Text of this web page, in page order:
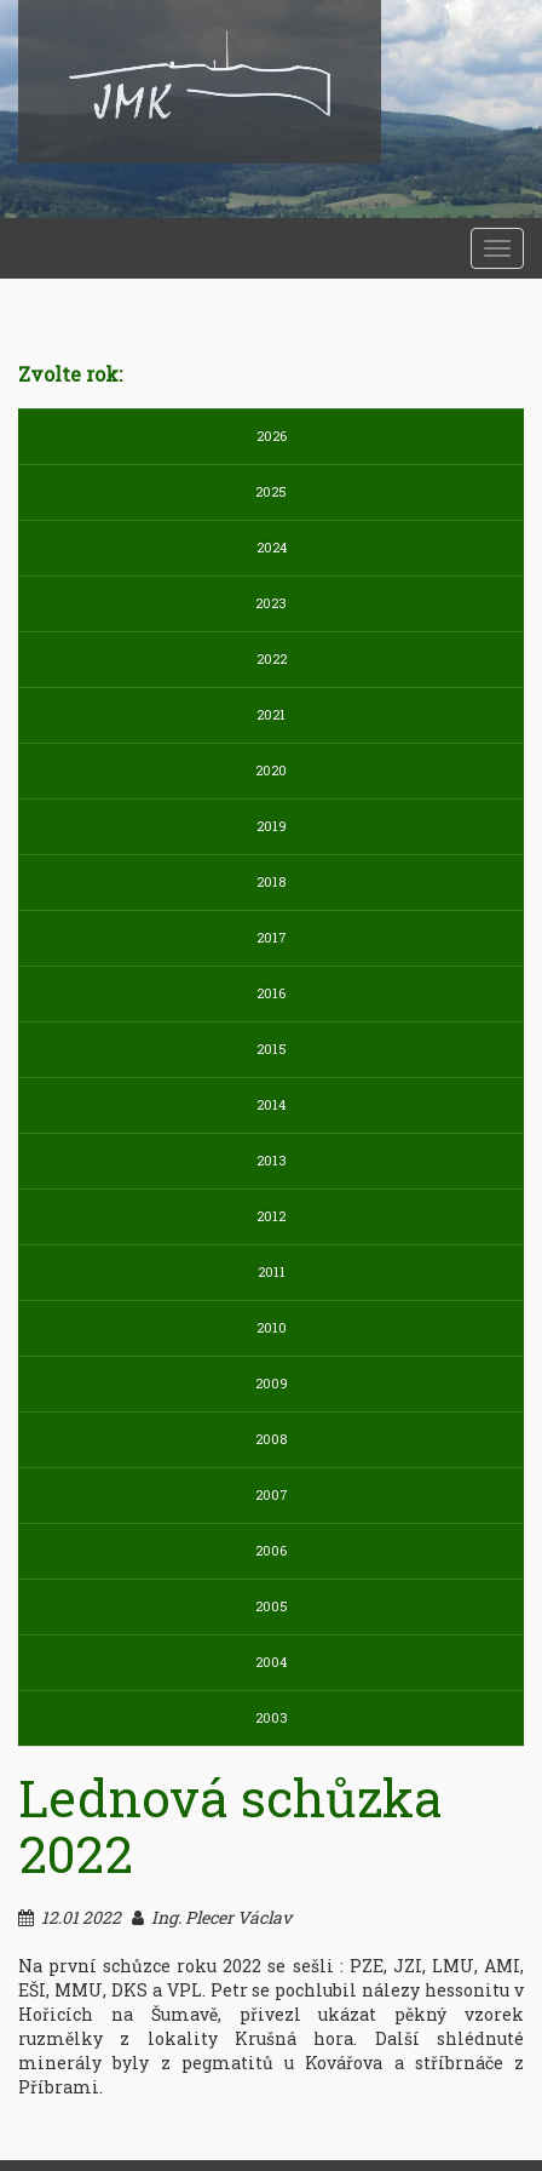
Zvolte rok:
2026
2025
2024
2023
2022
2021
2020
2019
2018
2017
2016
2015
2014
2013
2012
2011
2010
2009
2008
2007
2006
2005
2004
2003
Lednová schůzka
2022
12.01 2022 Ing. Plecer Václav
Na první schůzce roku 2022 se sešli : PZE, JZI, LMU, AMI,
EŠI, MMU, DKS a VPL. Petr se pochlubil nálezy hessonitu v
Hořicích na Šumavě, přivezl ukázat pěkný vzorek
ruzmělky z lokality Krušná hora. Další shlédnuté
minerály byly z pegmatitů u Kovářova a stříbrnáče z
Příbrami.